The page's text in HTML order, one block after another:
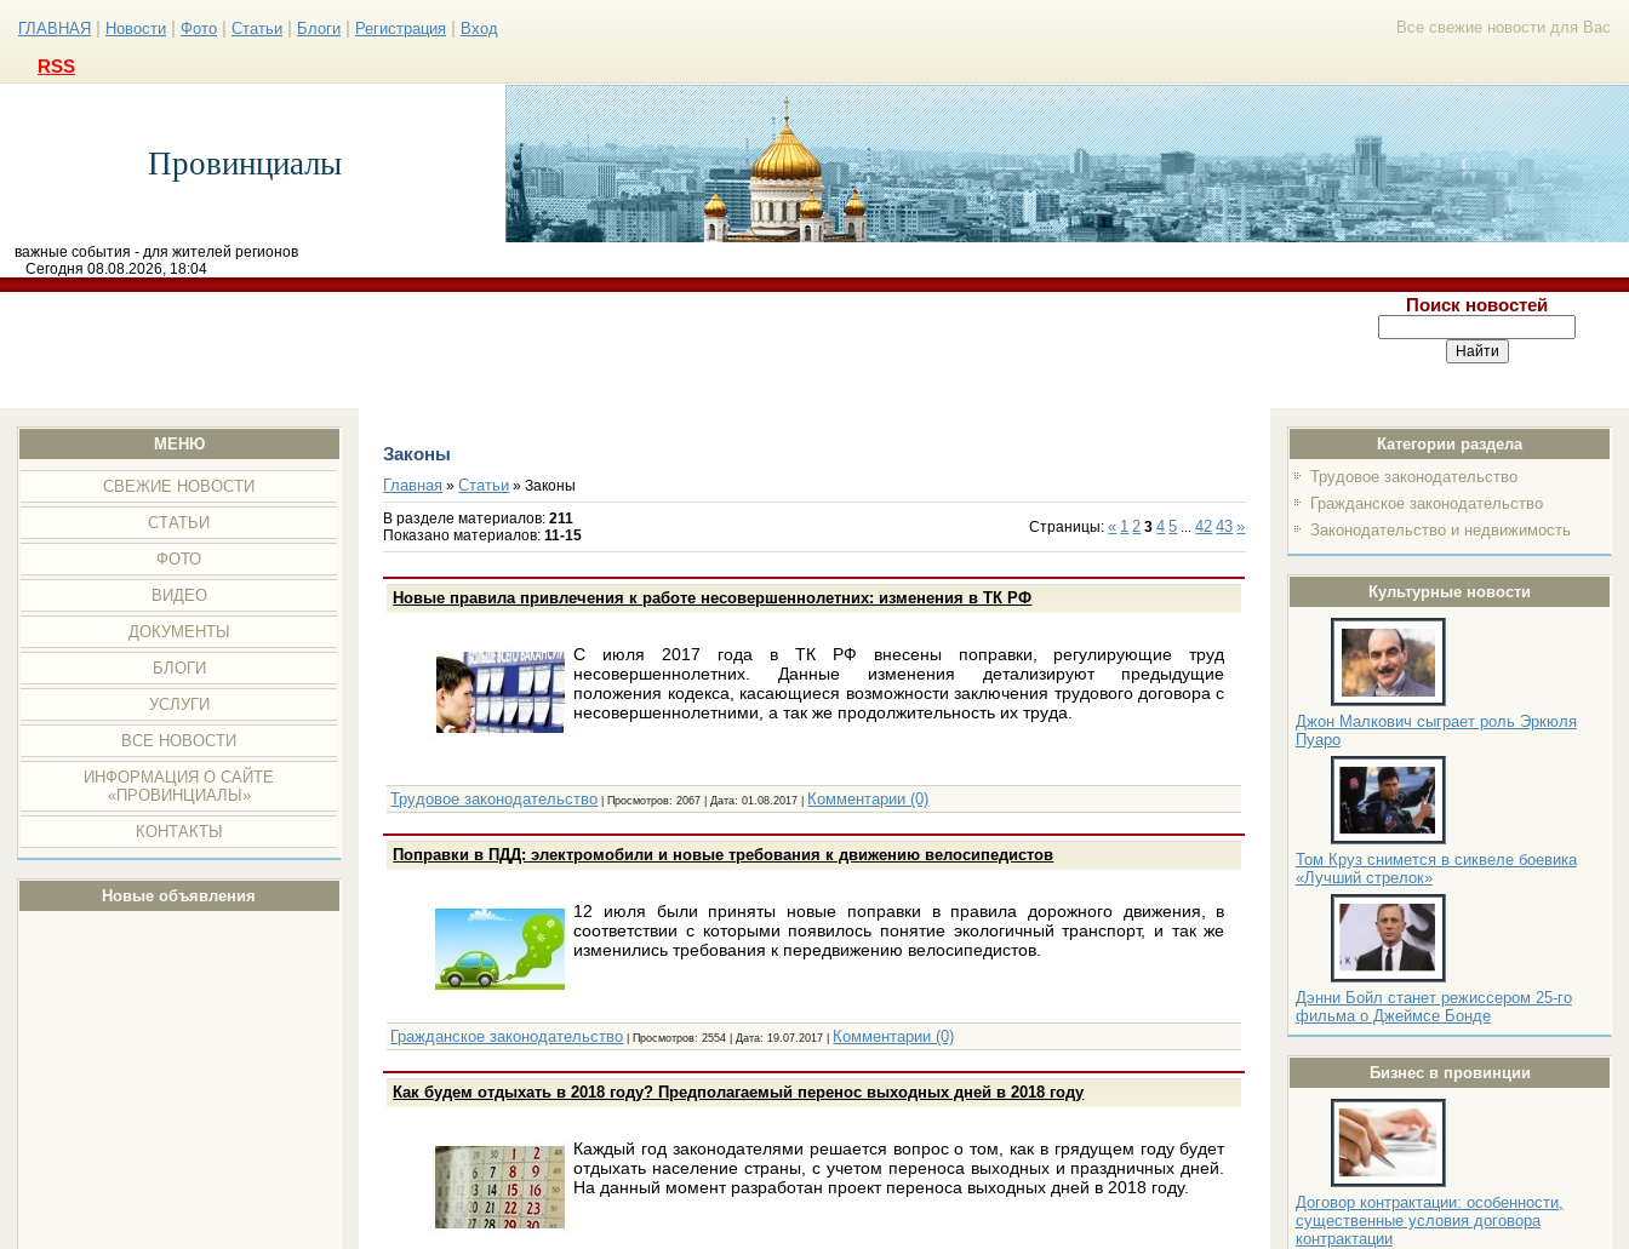
Все свежие новости для Вас
ГЛАВНАЯ Новости Фото Статьи Блоги Регистрация Вход
RSS
Провинциалы
важные события - для жителей регионов
Сегодня 08.08.2026, 18:04
Поиск новостей
МЕНЮ
СВЕЖИЕ НОВОСТИ
СТАТЬИ
ФОТО
ВИДЕО
ДОКУМЕНТЫ
БЛОГИ
УСЛУГИ
ВСЕ НОВОСТИ
ИНФОРМАЦИЯ О САЙТЕ
«ПРОВИНЦИАЛЫ»
КОНТАКТЫ
Новые объявления
Категории раздела
Трудовое законодательство
Гражданское законодательство
Законодательство и недвижимость
Культурные новости
Джон Малкович сыграет роль Эркюля
Пуаро
Том Круз снимется в сиквеле боевика
«Лучший стрелок»
Дэнни Бойл станет режиссером 25-го
фильма о Джеймсе Бонде
Бизнес в провинции
Договор контрактации: особенности,
существенные условия договора
контрактации
Законы
Главная »Статьи » Законы
В разделе материалов:211
Показано материалов:11-15 Страницы:« 1 2 3 4 5 42 43 »
Новые правила привлечения к работе несовершеннолетних: изменения в ТК РФ
С июля 2017 года в ТК РФ внесены поправки, регулирующие труд
несовершеннолетних. Данные изменения детализируют предыдущие
положения кодекса, касающиеся возможности заключения трудового договора с
несовершеннолетними, а так же продолжительность их труда.
Трудовое законодательство | Просмотров: 2067 | Дата:01.08.2017 Комментарии (0)
Поправки в ПДД: электромобили и новые требования к движению велосипедистов
12 июля были приняты новые поправки в правила дорожного движения, в
соответствии с которыми появилось понятие экологичный транспорт, и так же
изменились требования к передвижению велосипедистов.
Гражданское законодательство | Просмотров: 2554 | Дата:19.07.2017 Комментарии (0)
Как будем отдыхать в 2018 году? Предполагаемый перенос выходных дней в 2018 году
Каждый год законодателями решается вопрос о том, как в грядущем году будет
отдыхать население страны, с учетом переноса выходных и праздничных дней.
На данный момент разработан проект переноса выходных дней в 2018 году.